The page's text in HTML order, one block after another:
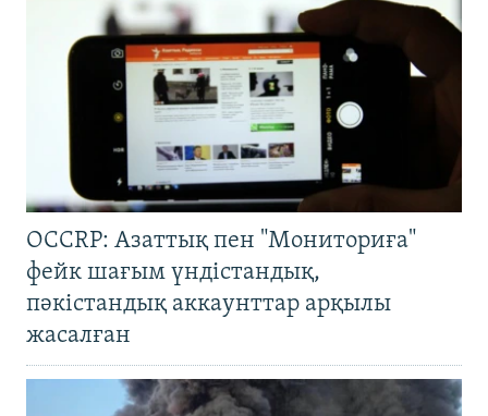
OCCRP: Азаттық пен "Мониториға"
фейк шағым үндістандық,
пәкістандық аккаунттар арқылы
жасалған